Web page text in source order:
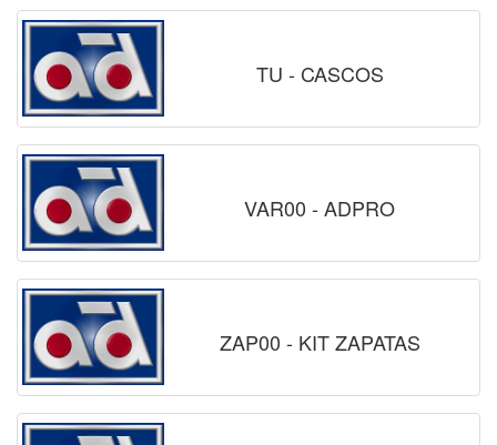
TU - CASCOS
VAR00 - ADPRO
ZAP00 - KIT ZAPATAS